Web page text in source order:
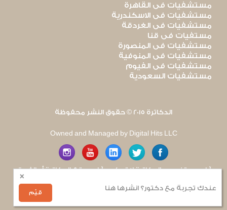
×
قيّم
عندك تجربة مع دكتور؟ انشرها هنا
مستشفيات فى القاهرة
مستشفيات فى الاسكندرية
مستشفيات فى الغردقة
مستفيات فى قنا
مستشفيات فى المنصورة
مستشفيات فى المنوفية
مستشفيات فى الفيوم
مستشفيات السعودية
الدكاترة 2015 © حقوق النشر محفوظة
Owned and Managed by Digital Hits LLC
آراء مستخدمى الدكاترة لا تعكس آراء موقع الدكاترة أو الفريق
العامل به. يتم بذل قصارى الجهد لضمان منع نشر أى اساءة أو
هجوم شخصى.للإبلاغ عن أى إساءة